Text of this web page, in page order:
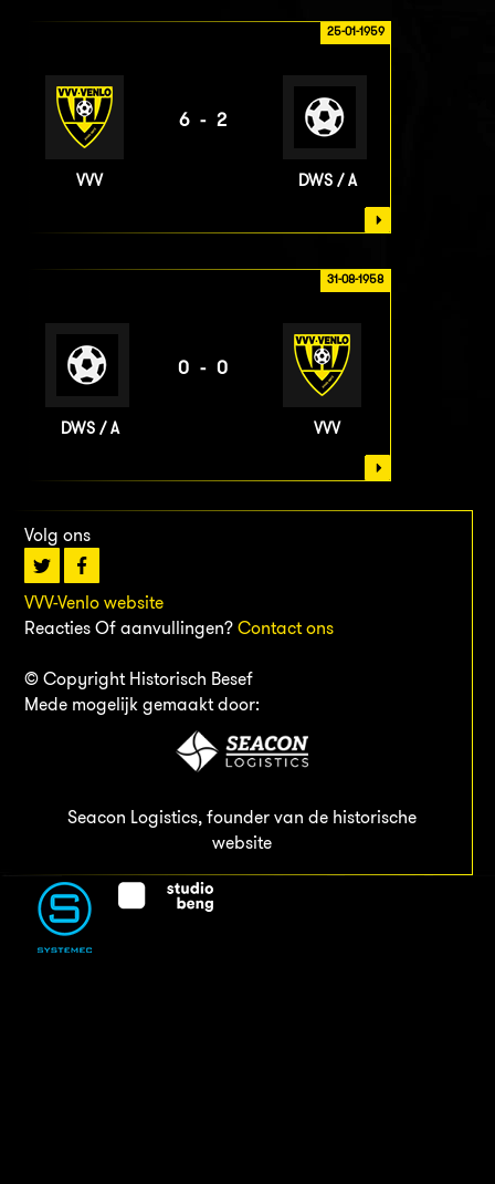
25-01-1959
VVV
6-2
DWS / A
31-08-1958
DWS / A
0-0
VVV
Volg ons
VVV-Venlo website
Reacties Of aanvullingen? Contact ons
© Copyright Historisch Besef
Mede mogelijk gemaakt door:
Seacon Logistics, founder van de historische
website